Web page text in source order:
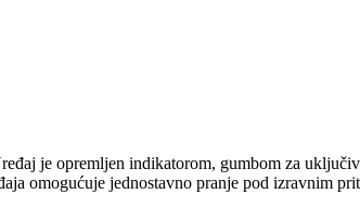
je opremljen indikatorom, gumbom za
omogućuje jednostavno pranje pod izravnim